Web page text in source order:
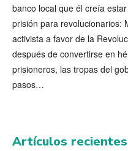
banco local que él creía
prisión para revolucionarios:
activista a favor de la
después de convertirse en
prisioneros, las tropas del
pasos…
Artículos recientes